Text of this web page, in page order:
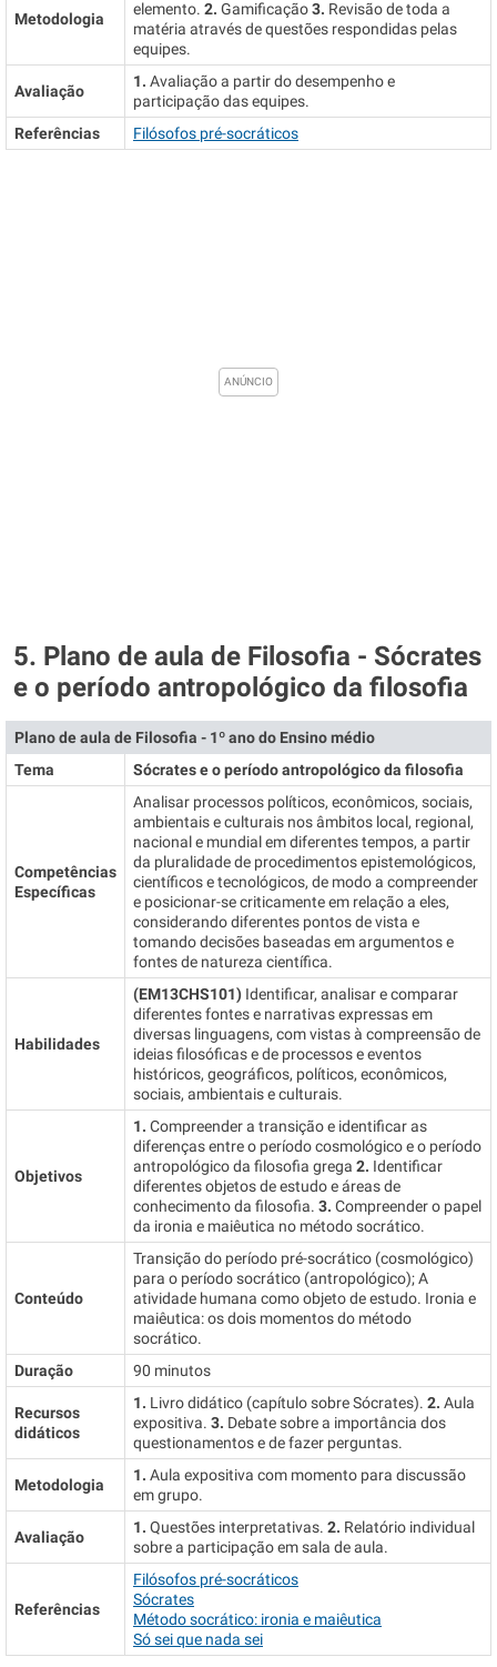
Metodologia
elemento. 2. Gamificação3. Revisão de toda a
matéria através de questões respondidas pelas
equipes.
Avaliação
1. Avaliação a partir do desempenho e
participação das equipes.
Referências
Filósofos pré-socráticos
5. Plano de aula de Filosofia - Sócrates
e o período antropológico da filosofia
Plano de aula de Filosofia - 1º ano do Ensino médio
Tema
Sócrates e o período antropológico da filosofia
Competências
Específicas
Analisar processos políticos, econômicos, sociais,
ambientais e culturais nos âmbitos local, regional,
nacional e mundial em diferentes tempos, a partir
da pluralidade de procedimentos epistemológicos,
científicos e tecnológicos, de modo a compreender
e posicionar-se criticamente em relação a eles,
considerando diferentes pontos de vista e
tomando decisões baseadas em argumentos e
fontes de natureza científica.
Habilidades
(EM13CHS101) Identificar, analisar e comparar
diferentes fontes e narrativas expressas em
diversas linguagens, com vistas à compreensão de
ideias filosóficas e de processos e eventos
históricos, geográficos, políticos, econômicos,
sociais, ambientais e culturais.
Objetivos
1. Compreender a transição e identificar as
diferenças entre o período cosmológico e o período
antropológico da filosofia grega 2. Identificar
diferentes objetos de estudo e áreas de
conhecimento da filosofia. 3. Compreender o papel
da ironia e maiêutica no método socrático.
Conteúdo
Transição do período pré-socrático (cosmológico)
para o período socrático (antropológico); A
atividade humana como objeto de estudo. Ironia e
maiêutica: os dois momentos do método
socrático.
Duração
90 minutos
Recursos
didáticos
1. Livro didático (capítulo sobre Sócrates). 2. Aula
expositiva. 3. Debate sobre a importância dos
questionamentos e de fazer perguntas.
Metodologia
1. Aula expositiva com momento para discussão
em grupo.
Avaliação
1. Questões interpretativas. 2. Relatório individual
sobre a participação em sala de aula.
Referências
Filósofos pré-socráticos
Sócrates
Método socrático: ironia e maiêutica
Só sei que nada sei